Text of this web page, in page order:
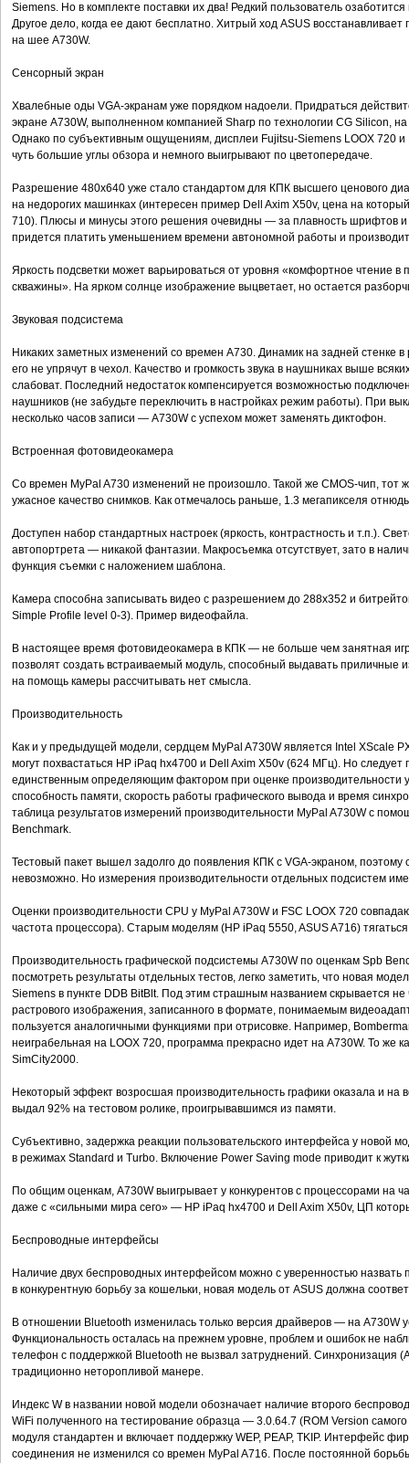
Siemens. Но в комплекте поставки их два! Редкий пользователь
Другое дело, когда ее дают бесплатно. Хитрый ход ASUS
на шее A730W.
Сенсорный экран
Хвалебные оды VGA-экранам уже порядком надоели. Придраться
экране A730W, выполненном компанией Sharp по технологии CG Silicon,
Однако по субъективным ощущениям, дисплеи Fujitsu-Siemens LOOX 720
чуть большие углы обзора и немного выигрывают по цветопередаче.
Разрешение 480x640 уже стало стандартом для КПК высшего ценового
на недорогих машинках (интересен пример Dell Axim X50v, цена на
710). Плюсы и минусы этого решения очевидны — за плавность шрифтов и
придется платить уменьшением времени автономной работы и
Яркость подсветки может варьироваться от уровня «комфортное чтение
скважины». На ярком солнце изображение выцветает, но остается
Звуковая подсистема
Никаких заметных изменений со времен A730. Динамик на задней стенке
его не упрячут в чехол. Качество и громкость звука в наушниках выше
слабоват. Последний недостаток компенсируется возможностью
наушников (не забудьте переключить в настройках режим работы). При
несколько часов записи — A730W с успехом может заменять диктофон.
Встроенная фотовидеокамера
Со времен MyPal A730 изменений не произошло. Такой же CMOS-чип,
ужасное качество снимков. Как отмечалось раньше, 1.3 мегапикселя
Доступен набор стандартных настроек (яркость, контрастность и т.п.).
автопортрета — никакой фантазии. Макросъемка отсутствует, зато в
функция съемки с наложением шаблона.
Камера способна записывать видео с разрешением до 288x352 и
Simple Profile level 0-3). Пример видеофайла.
В настоящее время фотовидеокамера в КПК — не больше чем занятная
позволят создать встраиваемый модуль, способный выдавать
на помощь камеры рассчитывать нет смысла.
Производительность
Как и у предыдущей модели, сердцем MyPal A730W является Intel XScale
могут похвастаться HP iPaq hx4700 и Dell Axim X50v (624 МГц). Но
единственным определяющим фактором при оценке производительности
способность памяти, скорость работы графического вывода и время
таблица результатов измерений производительности MyPal A730W с
Benchmark.
Тестовый пакет вышел задолго до появления КПК с VGA-экраном,
невозможно. Но измерения производительности отдельных подсистем
Оценки производительности CPU у MyPal A730W и FSC LOOX 720
частота процессора). Старым моделям (HP iPaq 5550, ASUS A716)
Производительность графической подсистемы A730W по оценкам Spb
посмотреть результаты отдельных тестов, легко заметить, что новая
Siemens в пункте DDB BitBlt. Под этим страшным названием скрывается не
растрового изображения, записанного в формате, понимаемым
пользуется аналогичными функциями при отрисовке. Например,
неиграбельная на LOOX 720, программа прекрасно идет на A730W. То же
SimCity2000.
Некоторый эффект возросшая производительность графики оказала и на
выдал 92% на тестовом ролике, проигрывавшимся из памяти.
Субъективно, задержка реакции пользовательского интерфейса у новой
в режимах Standard и Turbo. Включение Power Saving mode приводит к
По общим оценкам, A730W выигрывает у конкурентов с процессорами на
даже с «сильными мира сего» — HP iPaq hx4700 и Dell Axim X50v, ЦП
Беспроводные интерфейсы
Наличие двух беспроводных интерфейсом можно с уверенностью
в конкурентную борьбу за кошельки, новая модель от ASUS должна
В отношении Bluetooth изменилась только версия драйверов — на A730W
Функциональность осталась на прежнем уровне, проблем и ошибок не
телефон с поддержкой Bluetooth не вызвал затруднений. Синхронизация
традиционно неторопливой манере.
Индекс W в названии новой модели обозначает наличие второго
WiFi полученного на тестирование образца — 3.0.64.7 (ROM Version
модуля стандартен и включает поддержку WEP, PEAP, TKIP. Интерфейс
соединения не изменился со времен MyPal A716. После постоянной